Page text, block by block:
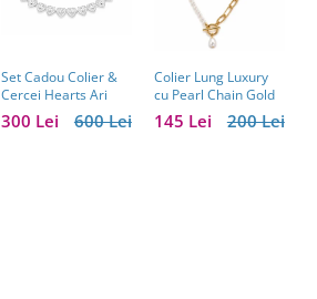
Set Cadou Colier &
Cercei Hearts Ari
600 Lei
300 Lei
Colier Lung Luxury
cu Pearl Chain Gold
200 Lei
145 Lei